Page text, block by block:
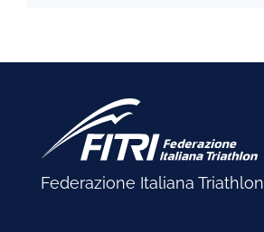
Federazione Italiana Triathlon